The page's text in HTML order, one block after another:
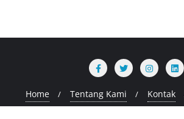
Home Tentang Kami Kontak